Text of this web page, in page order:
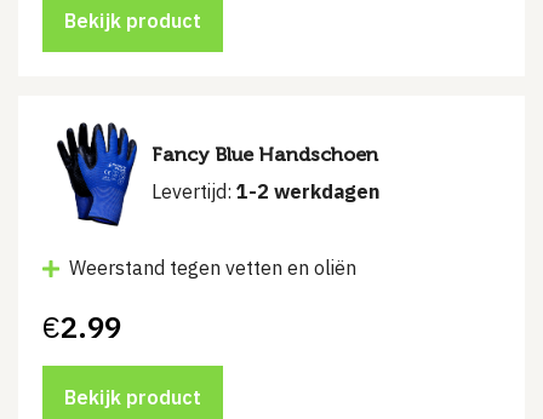
Bekijk product
Fancy Blue Handschoen
Levertijd: 1-2 werkdagen
Weerstand tegen vetten en oliën
€2.99
Bekijk product